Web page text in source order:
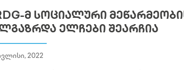
Მ ᲡᲝᲪᲘᲐᲚᲣᲠᲘ
ᲔᲚᲩᲔᲑᲘ ᲨᲔᲐᲠᲩᲘᲐ
2022